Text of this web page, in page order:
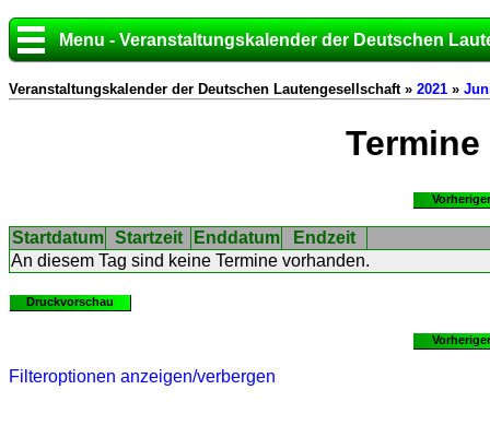
Menu - Veranstaltungskalender der Deutschen
Veranstaltungskalender der Deutschen Lautengesellschaft » 2021 »
Termine
Startdatum Startzeit Enddatum
Endzeit
An diesem Tag sind keine Termine vorhanden.
Druckvorschau
Filteroptionen anzeigen/verbergen